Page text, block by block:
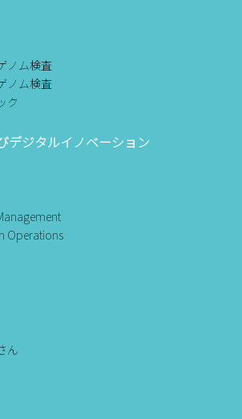
ノム検査
ノム検査
ク
デジタルイノベーション
Operations
ん